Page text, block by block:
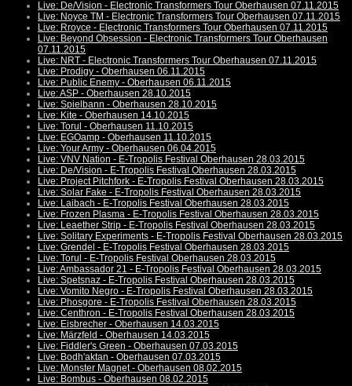
Live: De/Vision - Electronic Transformers Tour Oberhausen 07.11.2015
Live: Noyce TM - Electronic Transformers Tour Oberhausen 07.11.2015
Live: Rroyce - Electronic Transformers Tour Oberhausen 07.11.2015
Live: Beyond Obsession - Electronic Transformers Tour Oberhausen
07.11.2015
Live: NRT - Electronic Transformers Tour Oberhausen 07.11.2015
Live: Prodigy - Oberhausen 06.11.2015
Live: Public Enemy - Oberhausen 06.11.2015
Live: ASP - Oberhausen 28.10.2015
Live: Spielbann - Oberhausen 28.10.2015
Live: Kite - Oberhausen 14.10.2015
Live: Torul - Oberhausen 11.10.2015
Live: EGOamp - Oberhausen 11.10.2015
Live: Your Army - Oberhausen 06.04.2015
Live: VNV Nation - E-Tropolis Festival Oberhausen 28.03.2015
Live: De/Vision - E-Tropolis Festival Oberhausen 28.03.2015
Live: Project Pitchfork - E-Tropolis Festival Oberhausen 28.03.2015
Live: Solar Fake - E-Tropolis Festival Oberhausen 28.03.2015
Live: Laibach - E-Tropolis Festival Oberhausen 28.03.2015
Live: Frozen Plasma - E-Tropolis Festival Oberhausen 28.03.2015
Live: Leaether Strip - E-Tropolis Festival Oberhausen 28.03.2015
Live: Solitary Experiments - E-Tropolis Festival Oberhausen 28.03.2015
Live: Grendel - E-Tropolis Festival Oberhausen 28.03.2015
Live: Torul - E-Tropolis Festival Oberhausen 28.03.2015
Live: Ambassador 21 - E-Tropolis Festival Oberhausen 28.03.2015
Live: Spetsnaz - E-Tropolis Festival Oberhausen 28.03.2015
Live: Vomito Negro - E-Tropolis Festival Oberhausen 28.03.2015
Live: Phosgore - E-Tropolis Festival Oberhausen 28.03.2015
Live: Centhron - E-Tropolis Festival Oberhausen 28.03.2015
Live: Eisbrecher - Oberhausen 14.03.2015
Live: Märzfeld - Oberhausen 14.03.2015
Live: Fiddler's Green - Oberhausen 07.03.2015
Live: Bodh'aktan - Oberhausen 07.03.2015
Live: Monster Magnet - Oberhausen 08.02.2015
Live: Bombus - Oberhausen 08.02.2015